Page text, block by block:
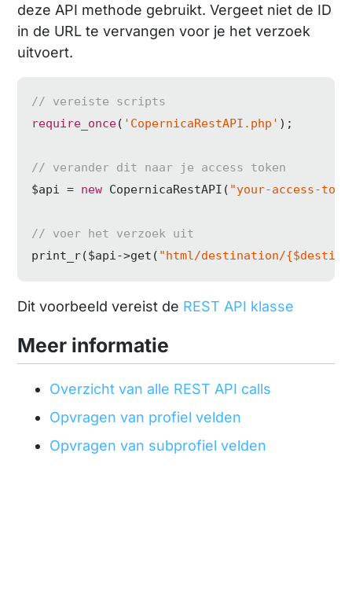
deze API methode gebruikt. Vergeet niet de ID
in de URL te vervangen voor je het verzoek
uitvoert.
// vereiste scripts
require_once( 'CopernicaRestAPI.php' );
// verander dit naar je access token
$api = new CopernicaRestAPI( "your-access-
// voer het verzoek uit
print_r($api->get( "html/destination/
Dit voorbeeld vereist de REST API klasse
Meer informatie
Overzicht van alle REST API calls
Opvragen van profiel velden
Opvragen van subprofiel velden